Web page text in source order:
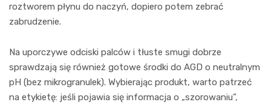
roztworem płynu do naczyń, dopiero potem zebrać
zabrudzenie.
Na uporczywe odciski palców i tłuste smugi dobrze
sprawdzają się również gotowe środki do AGD o neutralnym
pH (bez mikrogranulek). Wybierając produkt, warto patrzeć
na etykietę: jeśli pojawia się informacja o „szorowaniu”,